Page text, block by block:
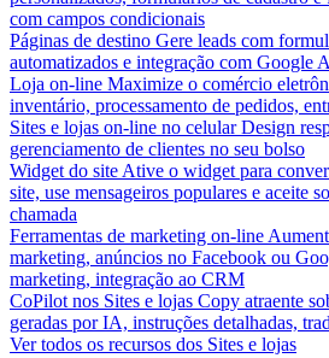
com campos condicionais
Páginas de destino Gere leads com
automatizados e integração com Google
Loja on-line Maximize o comércio
inventário, processamento de pedidos,
Sites e lojas on-line no celular Design
gerenciamento de clientes no seu bolso
Widget do site Ative o widget para
site, use mensageiros populares e aceite
chamada
Ferramentas de marketing on-line
marketing, anúncios no Facebook ou
marketing, integração ao CRM
CoPilot nos Sites e lojas Copy atraente
geradas por IA, instruções detalhadas,
Ver todos os recursos dos Sites e lojas